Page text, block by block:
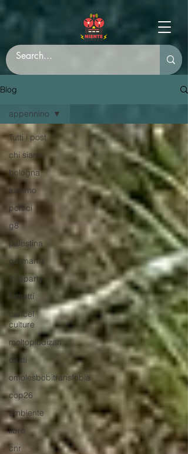
Blog
Tutti i post
chi siamo
bologna
turismo
portici
g8
palestina
germania
freeparty
fumetti
cancel
culture
moltopiùdizan
diritti
omolesbobitransfobia
cop26
ambiente
libro
cnr
appennino